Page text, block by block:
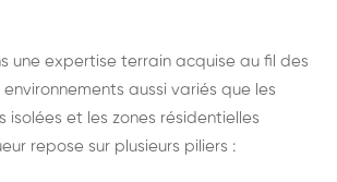
une expertise terrain acquise au fil des
aussi variés que les
isolées et les zones résidentielles
repose sur plusieurs piliers :